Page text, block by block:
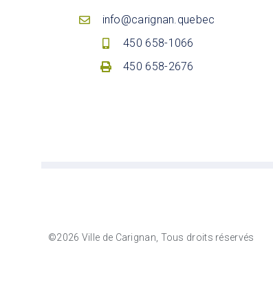
info@carignan.quebec
450 658-1066
450 658-2676
©2026 Ville de Carignan, Tous droits réservés